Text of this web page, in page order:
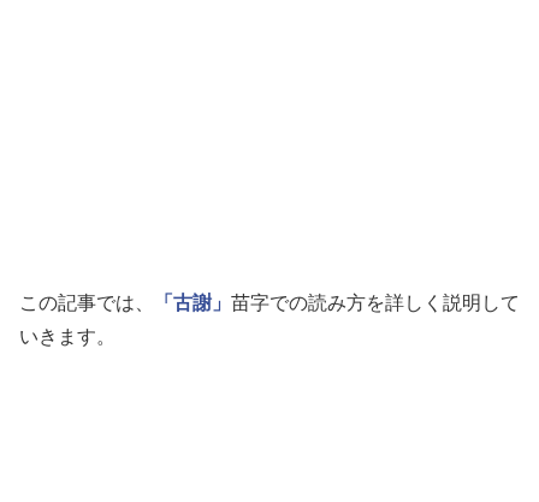
この記事では、 「古謝」 苗字での読み方を詳しく説明して
いきます。